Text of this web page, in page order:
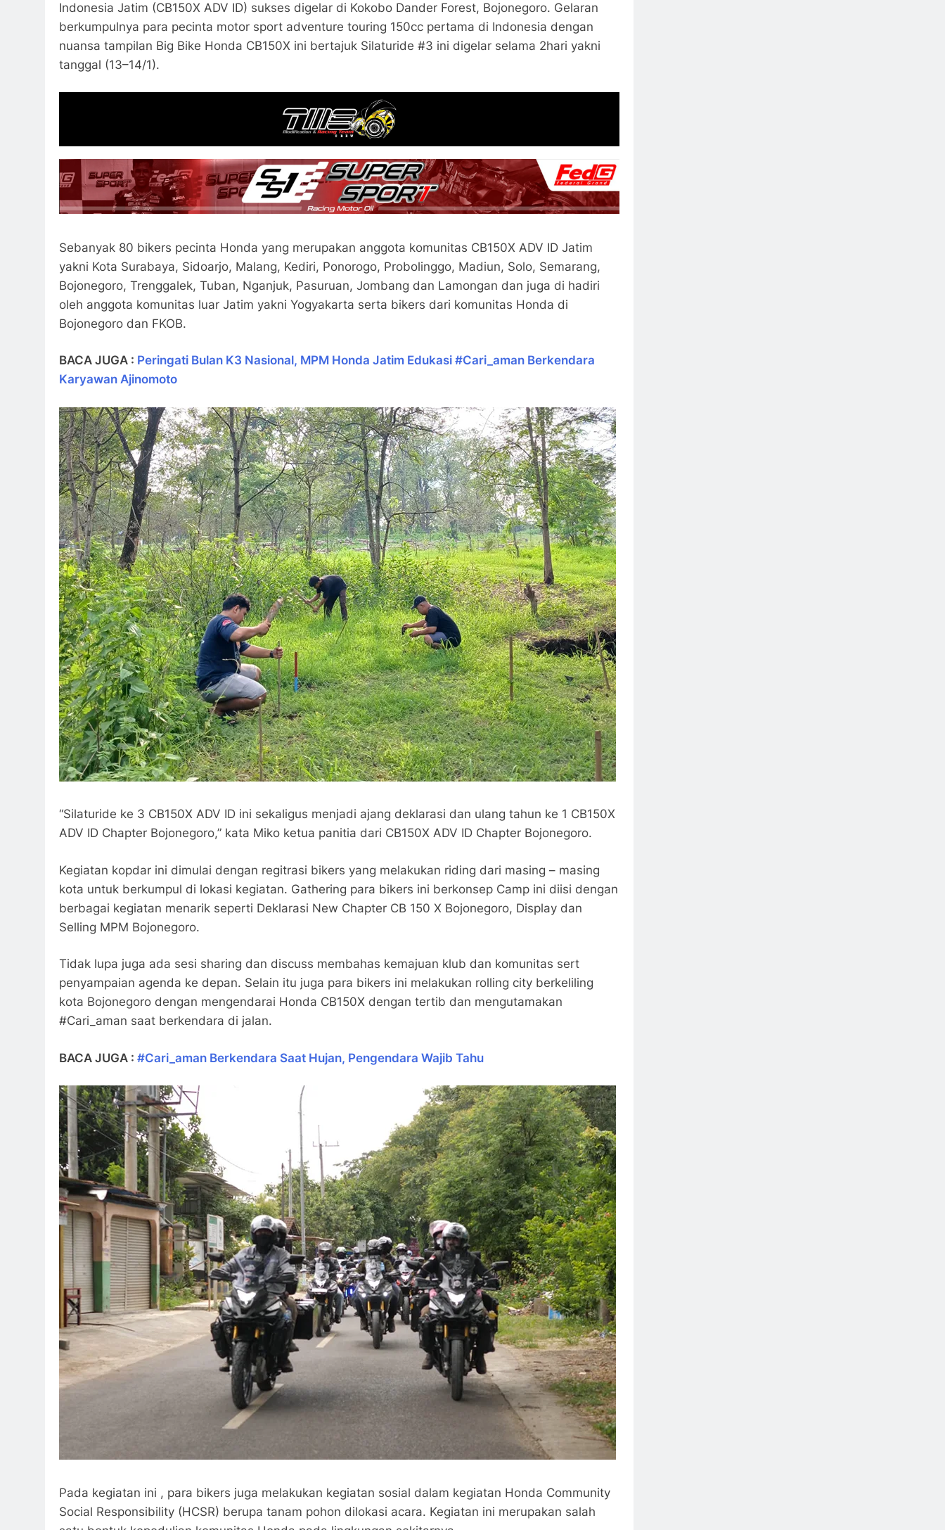
Indonesia Jatim (CB150X ADV ID) sukses digelar di Kokobo Dander Forest, Bojonegoro. Gelaran
berkumpulnya para pecinta motor sport adventure touring 150cc pertama di Indonesia dengan
nuansa tampilan Big Bike Honda CB150X ini bertajuk Silaturide #3 ini digelar selama 2hari yakni
tanggal (13–14/1).
Sebanyak 80 bikers pecinta Honda yang merupakan anggota komunitas CB150X ADV ID Jatim
yakni Kota Surabaya, Sidoarjo, Malang, Kediri, Ponorogo, Probolinggo, Madiun, Solo, Semarang,
Bojonegoro, Trenggalek, Tuban, Nganjuk, Pasuruan, Jombang dan Lamongan dan juga di hadiri
oleh anggota komunitas luar Jatim yakni Yogyakarta serta bikers dari komunitas Honda di
Bojonegoro dan FKOB.
BACA JUGA : Peringati Bulan K3 Nasional, MPM Honda Jatim Edukasi #Cari_aman Berkendara
Karyawan Ajinomoto
“Silaturide ke 3 CB150X ADV ID ini sekaligus menjadi ajang deklarasi dan ulang tahun ke 1 CB150X
ADV ID Chapter Bojonegoro,” kata Miko ketua panitia dari CB150X ADV ID Chapter Bojonegoro.
Kegiatan kopdar ini dimulai dengan regitrasi bikers yang melakukan riding dari masing – masing
kota untuk berkumpul di lokasi kegiatan. Gathering para bikers ini berkonsep Camp ini diisi dengan
berbagai kegiatan menarik seperti Deklarasi New Chapter CB 150 X Bojonegoro, Display dan
Selling MPM Bojonegoro.
Tidak lupa juga ada sesi sharing dan discuss membahas kemajuan klub dan komunitas sert
penyampaian agenda ke depan. Selain itu juga para bikers ini melakukan rolling city berkeliling
kota Bojonegoro dengan mengendarai Honda CB150X dengan tertib dan mengutamakan
#Cari_aman saat berkendara di jalan.
BACA JUGA : #Cari_aman Berkendara Saat Hujan, Pengendara Wajib Tahu
Pada kegiatan ini , para bikers juga melakukan kegiatan sosial dalam kegiatan Honda Community
Social Responsibility (HCSR) berupa tanam pohon dilokasi acara. Kegiatan ini merupakan salah